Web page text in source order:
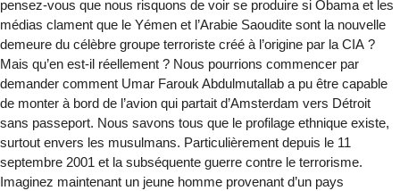
pensez-vous que nous risquons de voir se produire si Obama et les
médias clament que le Yémen et l’Arabie Saoudite sont la nouvelle
demeure du célèbre groupe terroriste créé à l’origine par la CIA ?
Mais qu’en est-il réellement ? Nous pourrions commencer par
demander comment Umar Farouk Abdulmutallab a pu être capable
de monter à bord de l’avion qui partait d’Amsterdam vers Détroit
sans passeport. Nous savons tous que le profilage ethnique existe,
surtout envers les musulmans. Particulièrement depuis le 11
septembre 2001 et la subséquente guerre contre le terrorisme.
Imaginez maintenant un jeune homme provenant d’un pays